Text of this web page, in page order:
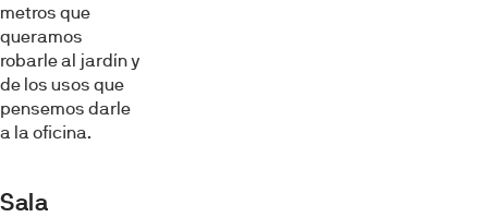
metros que
queramos
robarle al jardín y
de los usos que
pensemos darle
a la oficina.
Sala